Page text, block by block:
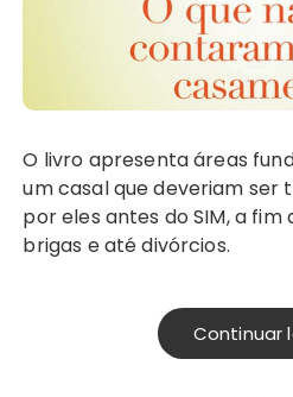
O livro apresenta áreas fundamentais da vida de
um casal que deveriam ser
por eles antes do SIM, a fim
brigas e até divórcios.
Continuar